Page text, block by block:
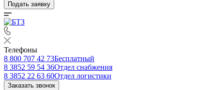
Подать заявку
Телефоны
8 800 707 42 73Бесплатный
8 3852 59 54 36Отдел снабжения
8 3852 22 63 60Отдел логистики
Заказать звонок